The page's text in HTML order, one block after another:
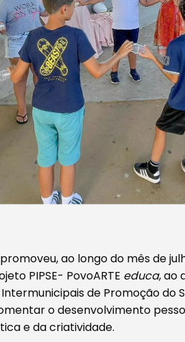
ao longo do mês de
PIPSE- PovoARTE educa, ao
de Promoção do
o desenvolvimento
e da criatividade.